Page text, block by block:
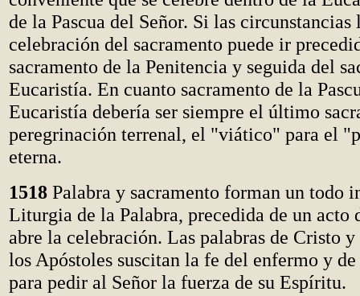
de la Pascua del Señor. Si las
celebración del sacramento puede ir
sacramento de la Penitencia y seguida del
Eucaristía. En cuanto sacramento de la
Eucaristía debería ser siempre el último
peregrinación terrenal, el "viático" para el
eterna.
1518 Palabra y sacramento forman un todo
Liturgia de la Palabra, precedida de un acto
abre la celebración. Las palabras de Cristo
los Apóstoles suscitan la fe del enfermo y
para pedir al Señor la fuerza de su Espíritu.